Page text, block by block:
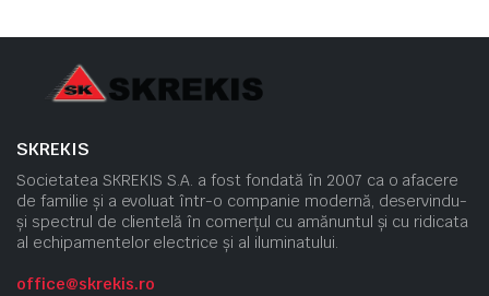
SKREKIS
Societatea SKREKIS S.A. a fost fondată în 2007 ca o afacere
de familie și a evoluat într-o companie modernă, deservindu-
și spectrul de clientelă în comerțul cu amănuntul și cu ridicata
al echipamentelor electrice și al iluminatului.
office@skrekis.ro